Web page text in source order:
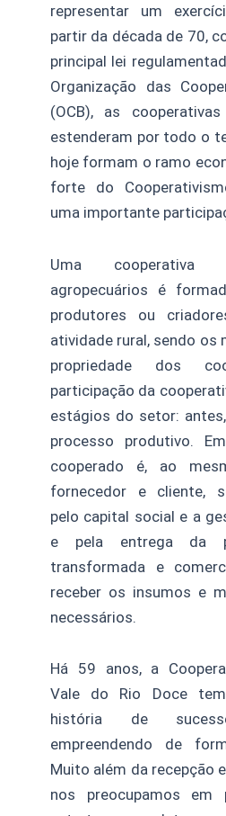
representar um
partir da década de 70,
principal lei
Organização das
(OCB), as
estenderam por todo o
hoje formam o ramo
forte do
uma importante
Uma cooperativa
agropecuários é
produtores ou
atividade rural, sendo os
propriedade dos
participação da
estágios do setor:
processo produtivo.
cooperado é, ao
fornecedor e cliente,
pelo capital social e a
e pela entrega da
transformada e
receber os insumos e
necessários.
Há 59 anos, a
Vale do Rio Doce
história de
empreendendo de
Muito além da recepção
nos preocupamos em